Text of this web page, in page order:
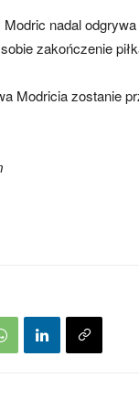
nadal
zakończenie
Modricia zostanie